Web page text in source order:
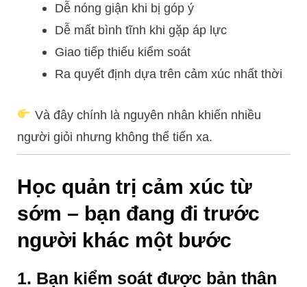
Dễ nóng giận khi bị góp ý
Dễ mất bình tĩnh khi gặp áp lực
Giao tiếp thiếu kiểm soát
Ra quyết định dựa trên cảm xúc nhất thời
Và đây chính là nguyên nhân khiến nhiều
người giỏi nhưng không thể tiến xa.
Học quản trị cảm xúc từ
sớm – bạn đang đi trước
người khác một bước
1. Bạn kiểm soát được bản thân